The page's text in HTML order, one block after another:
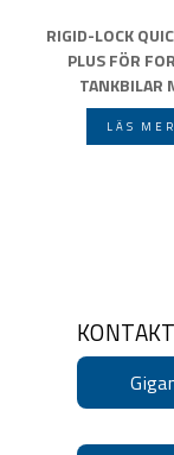
RIGID-LOCK
PLUS FÖR
TANKBILAR
LÄS MER